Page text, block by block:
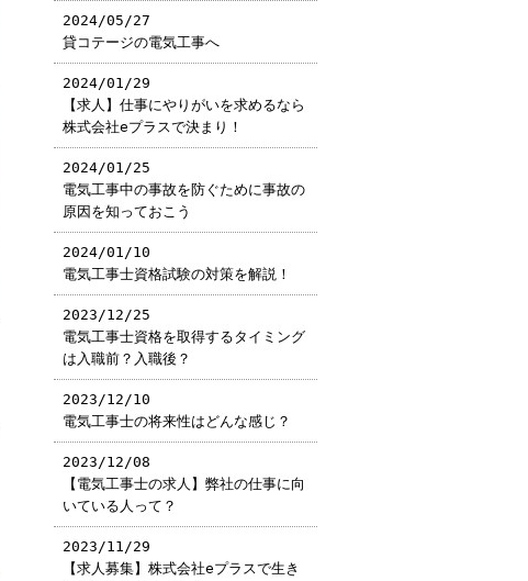
2024/05/27
貸コテージの電気工事へ
2024/01/29
【求人】仕事にやりがいを求めるなら
株式会社eプラスで決まり！
2024/01/25
電気工事中の事故を防ぐために事故の
原因を知っておこう
2024/01/10
電気工事士資格試験の対策を解説！
2023/12/25
電気工事士資格を取得するタイミング
は入職前？入職後？
2023/12/10
電気工事士の将来性はどんな感じ？
2023/12/08
【電気工事士の求人】弊社の仕事に向
いている人って？
2023/11/29
【求人募集】株式会社eプラスで生き